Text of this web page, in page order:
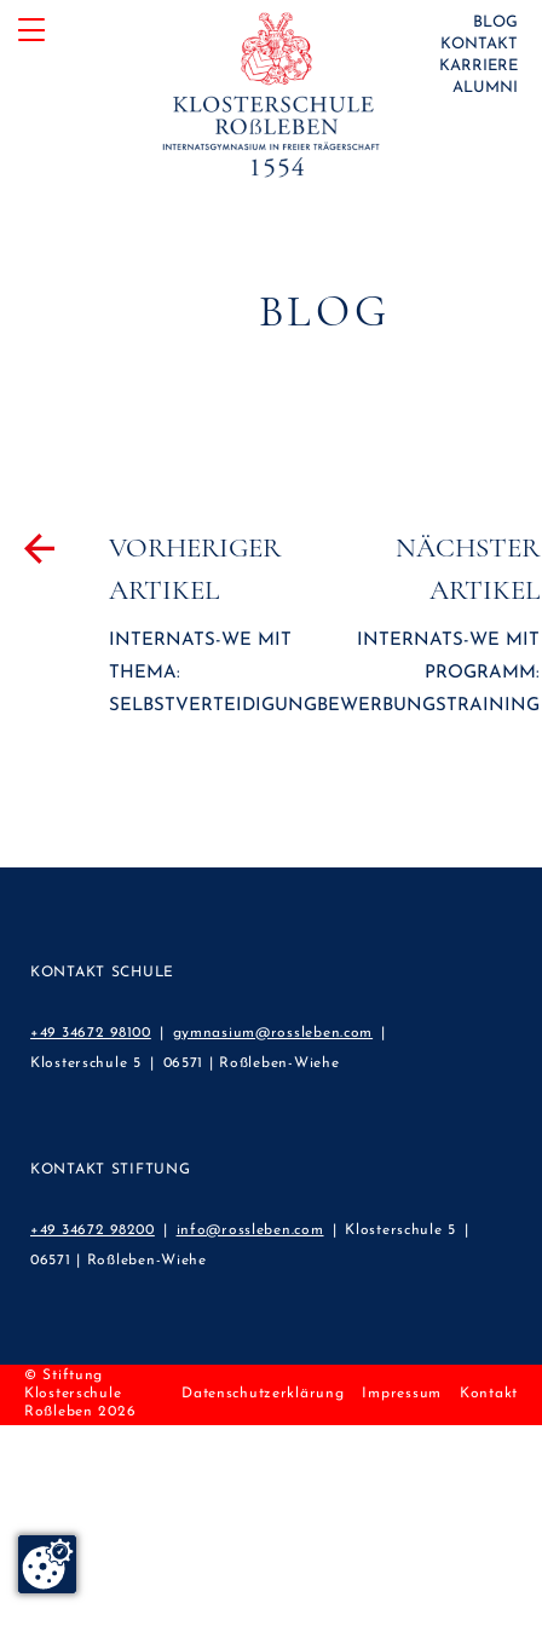
Skip
BLOG
KONTAKT
KARRIERE
ALUMNI
BLOG
Beitragsnavigation
VORHERIGER
ARTIKEL
INTERNATS-WE MIT
THEMA:
SELBSTVERTEIDIGUNG
NÄCHSTER
ARTIKEL
INTERNATS-WE MIT
PROGRAMM:
BEWERBUNGSTRAINING
KONTAKT SCHULE
+49 34672 98100 gymnasium@rossleben.com
Klosterschule 5 06571 | Roßleben-Wiehe
KONTAKT STIFTUNG
+49 34672 98200 info@rossleben.com Klosterschule 5
06571 | Roßleben-Wiehe
© Stiftung
Klosterschule
Roßleben 2026
Datenschutzerklärung Impressum Kontakt